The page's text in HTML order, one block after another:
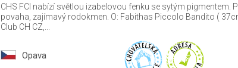
CHS FCI nabízí světlou izabelovou fenku se sytým pigmentem.
povaha, zajímavý rodokmen. O: Fabithas Piccolo Bandito (
Club CH CZ,...
Opava